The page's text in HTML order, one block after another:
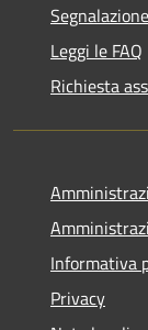
Leggi le FAQ
Richiesta
Informativa
Privacy